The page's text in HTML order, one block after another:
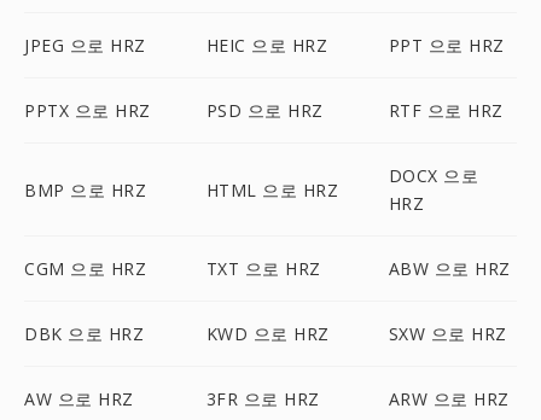
JPEG 으로 HRZ HEIC 으로 HRZ PPT 으로 HRZ
PPTX 으로 HRZ PSD 으로 HRZ RTF 으로 HRZ
BMP 으로 HRZ HTML 으로 HRZ
DOCX 으로
HRZ
CGM 으로 HRZ TXT 으로 HRZ ABW 으로 HRZ
DBK 으로 HRZ KWD 으로 HRZ SXW 으로 HRZ
AW 으로 HRZ 3FR 으로 HRZ ARW 으로 HRZ